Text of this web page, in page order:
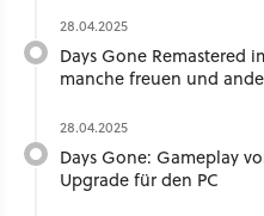
28.04.2025
Days Gone Remastered
manche freuen und
28.04.2025
Days Gone: Gameplay
Upgrade für den PC